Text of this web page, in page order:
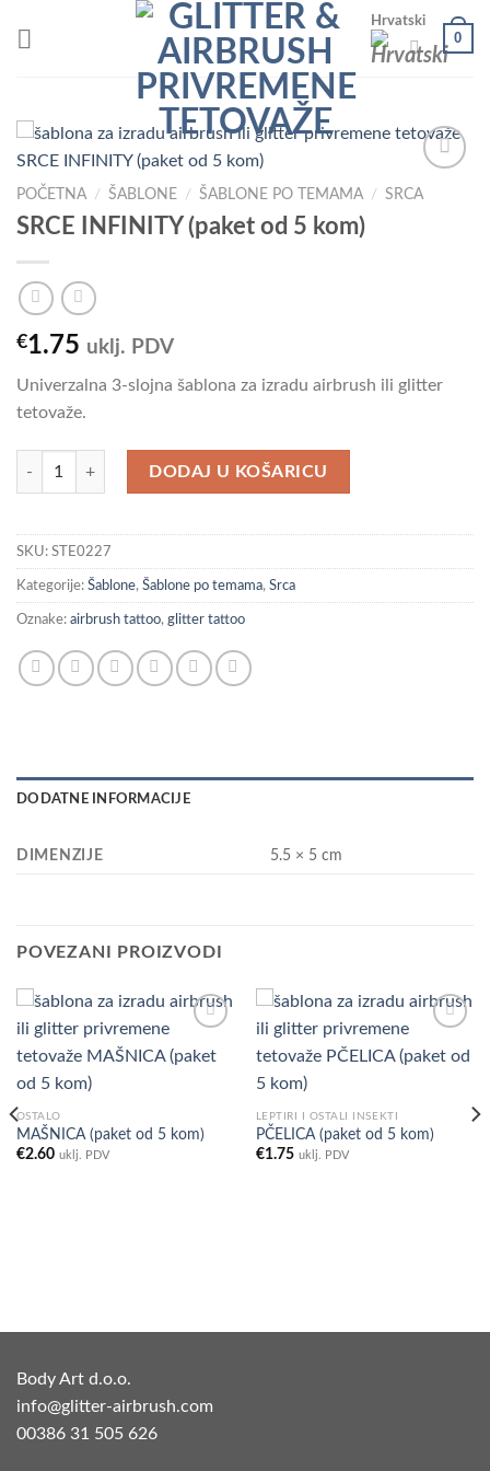
Hrvatski
0
POČETNA / ŠABLONE / ŠABLONE PO TEMAMA / SRCA
SRCE INFINITY (paket od 5 kom)
€1.75 uklj. PDV
Univerzalna 3-slojna šablona za izradu airbrush ili glitter
tetovaže.
SRCE INFINITY (paket od 5 kom) količina
DODAJ U KOŠARICU
SKU: STE0227
Kategorije: Šablone, Šablone po temama, Srca
Oznake: airbrush tattoo, glitter tattoo
DODATNE INFORMACIJE
DIMENZIJE 5.5 × 5 cm
POVEZANI PROIZVODI
OSTALO
MAŠNICA (paket od 5 kom)
€2.60 uklj. PDV
LEPTIRI I OSTALI INSEKTI
PČELICA (paket od 5 kom)
€1.75 uklj. PDV
Body Art d.o.o.
info@glitter-airbrush.com
00386 31 505 626